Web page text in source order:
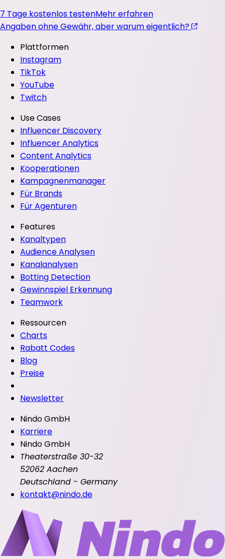
7 Tage kostenlos testenMehr erfahren
Angaben ohne Gewähr, aber warum eigentlich?
Plattformen
Instagram
TikTok
YouTube
Twitch
Use Cases
Influencer Discovery
Influencer Analytics
Content Analytics
Kooperationen
Kampagnenmanager
Für Brands
Für Agenturen
Features
Kanaltypen
Audience Analysen
Kanalanalysen
Botting Detection
Gewinnspiel Erkennung
Teamwork
Ressourcen
Charts
Rabatt Codes
Blog
Preise
Newsletter
Nindo GmbH
Karriere
Nindo GmbH
Theaterstraße 30-32
52062 Aachen
Deutschland - Germany
kontakt@nindo.de